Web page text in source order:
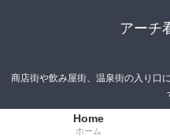
アーチ
商店街や飲み屋街、温泉街の入り口
Home
ホーム